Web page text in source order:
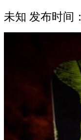
未知 发布时间：